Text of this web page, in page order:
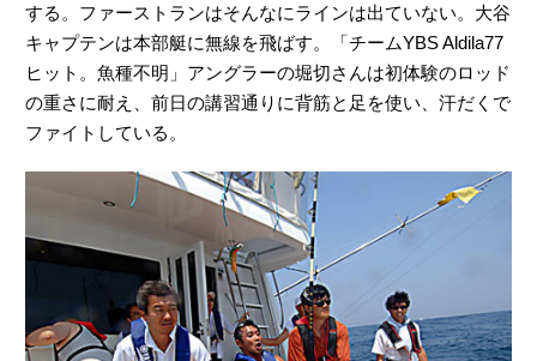
する。ファーストランはそんなにラインは出ていない。大谷
キャプテンは本部艇に無線を飛ばす。「チームYBS Aldila77
ヒット。魚種不明」アングラーの堀切さんは初体験のロッド
の重さに耐え、前日の講習通りに背筋と足を使い、汗だくで
ファイトしている。